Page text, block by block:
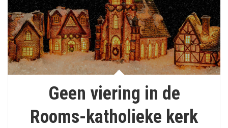
Geen viering in de
Rooms-katholieke kerk